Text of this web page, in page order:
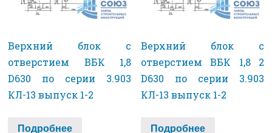
Верхний блок с
отверстием ВБК 1,8
D630 по серии 3.903
КЛ-13 выпуск 1-2
Подробнее
Верхний блок с
отверстием ВБК 1,8 2
D630 по серии 3.903
КЛ-13 выпуск 1-2
Подробнее